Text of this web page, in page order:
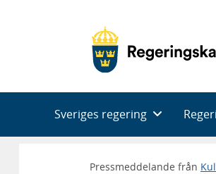
Sveriges regering
Pressmeddelande från